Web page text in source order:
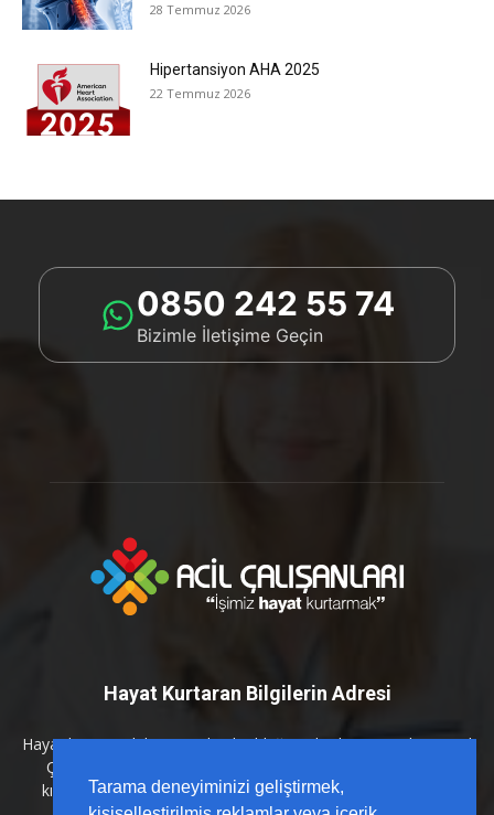
28 Temmuz 2026
Hipertansiyon AHA 2025
22 Temmuz 2026
0850 242 55 74
Bizimle İletişime Geçin
Hayat Kurtaran Bilgilerin Adresi
Hayat kurtaran bilginin en kritik olduğu anlarda yanınızdayız. Acil
Çalışanları platformu olarak; sahada karşılığı olan, güncel
kılavuzlarla desteklenmiş ve hızlı erişilebilir içerikleri sizlerle
Tarama deneyiminizi geliştirmek,